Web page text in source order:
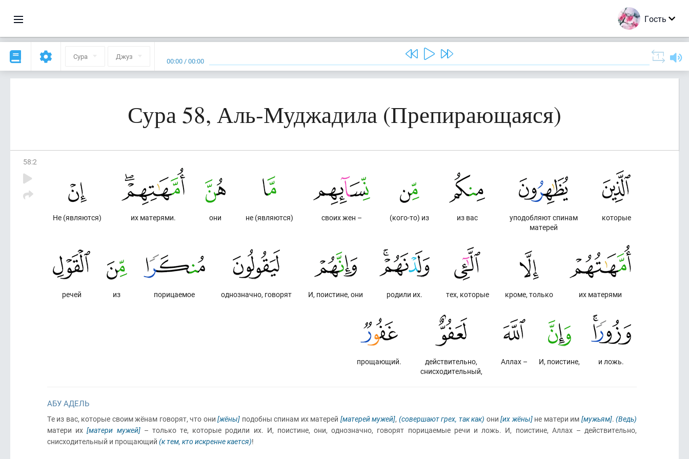
Гость
Сура Джуз 00:00 /00:00
Сура 58, Аль-Муджадила (Препирающаяся)
58:2
которые
уподобляют спинам
матерей
из вас
(кого-то) из
своих жен –
не (являются)
они
их матерями.
Не (являются)
их матерями
кроме, только
тех, которые
родили их.
И, поистине, они
однозначно, говорят
порицаемое
из
речей
и ложь.
И, поистине,
Аллах –
действительно,
снисходительный,
прощающий.
АБУ АДЕЛЬ
Те из вас, которые своим жёнам говорят, что они[жёны] подобны спинам их матерей [матерей мужей], (совершают грех, так как) они[их жёны]не матери им [мужьям].(Ведь)
матери их[матери мужей]– только те, которые родили их. И, поистине, они, однозначно, говорят порицаемые речи и ложь. И, поистине, Аллах – действительно,
снисходительный и прощающий (к тем, кто искренне кается)!